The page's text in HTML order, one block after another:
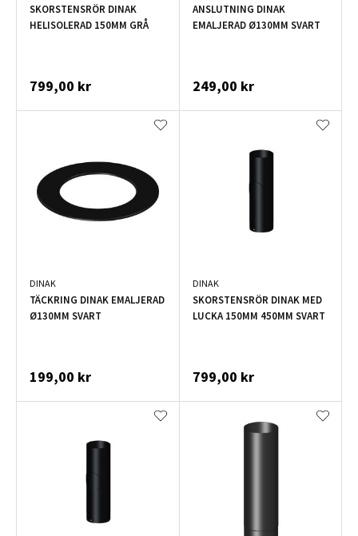
SKORSTENSRÖR DINAK
HELISOLERAD 150MM GRÅ
799,00 kr
ANSLUTNING DINAK
EMALJERAD Ø130MM SVART
249,00 kr
DINAK
TÄCKRING DINAK EMALJERAD
Ø130MM SVART
199,00 kr
DINAK
SKORSTENSRÖR DINAK MED
LUCKA 150MM 450MM SVART
799,00 kr